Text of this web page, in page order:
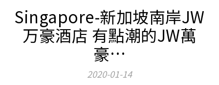
Singapore-新加坡南岸JW
万豪酒店 有點潮的JW萬
豪…
2020-01-14